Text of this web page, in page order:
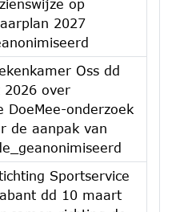
op
2027
Oss dd
2026 over
DoeMee-onderzoek
de aanpak van
Sportservice
dd 10 maart